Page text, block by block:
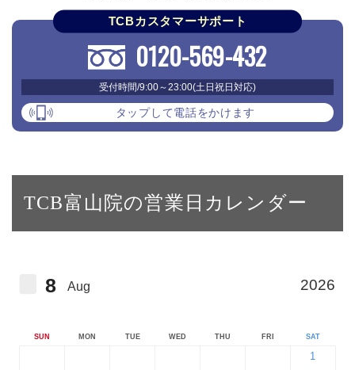
TCBカスタマーサポート
0120-569-432
受付時間/9:00～23:00(土日祝日対応)
タップして電話をかけます
TCB富山院の営業日カレンダー